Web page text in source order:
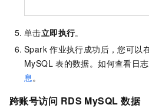
单击立即执行。
Spark 作业执行成功后，您可以
MySQL 表的数据。如何查看日
息 。
跨账号访问 RDS MySQL 数据